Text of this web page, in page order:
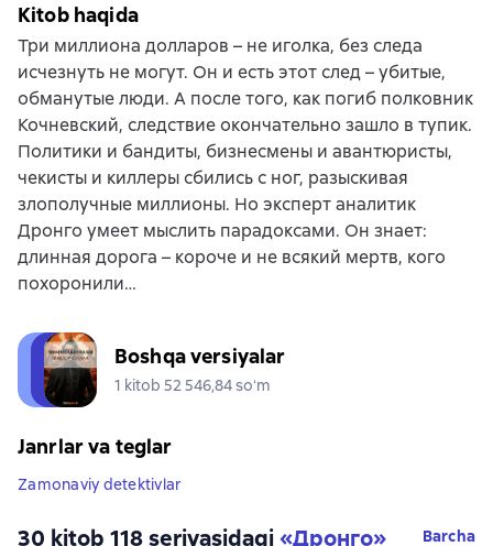
Kitob haqida
Три миллиона долларов – не иголка, без следа
исчезнуть не могут. Он и есть этот след – убитые,
обманутые люди. А после того, как погиб полковник
Кочневский, следствие окончательно зашло в тупик.
Политики и бандиты, бизнесмены и авантюристы,
чекисты и киллеры сбились с ног, разыскивая
злополучные миллионы. Но эксперт аналитик
Дронго умеет мыслить парадоксами. Он знает:
длинная дорога – короче и не всякий мертв, кого
похоронили…
Boshqa versiyalar
1 kitob 52 546,84 soʻm
Janrlar va teglar
Zamonaviy detektivlar
30 kitob 118 seriyasidagi«Дронго» Barcha